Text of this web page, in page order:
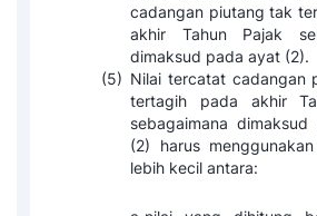
cadangan piutang tak
akhir Tahun Pajak
dimaksud pada ayat (2).
(5) Nilai tercatat cadangan
tertagih pada akhir
sebagaimana
(2) harus
lebih kecil antara: